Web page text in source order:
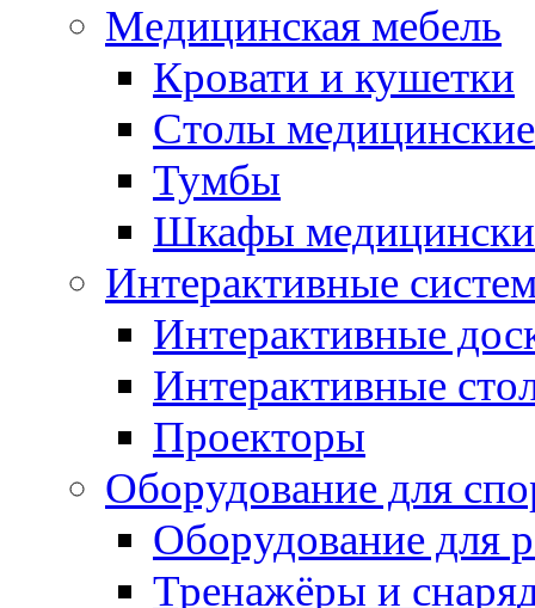
Медицинская мебель
Кровати и кушетки
Столы медицинские
Тумбы
Шкафы
Интерактивные
Интерактивные
Интерактивные
Проекторы
Оборудование для
Оборудование для
Тренажёры и